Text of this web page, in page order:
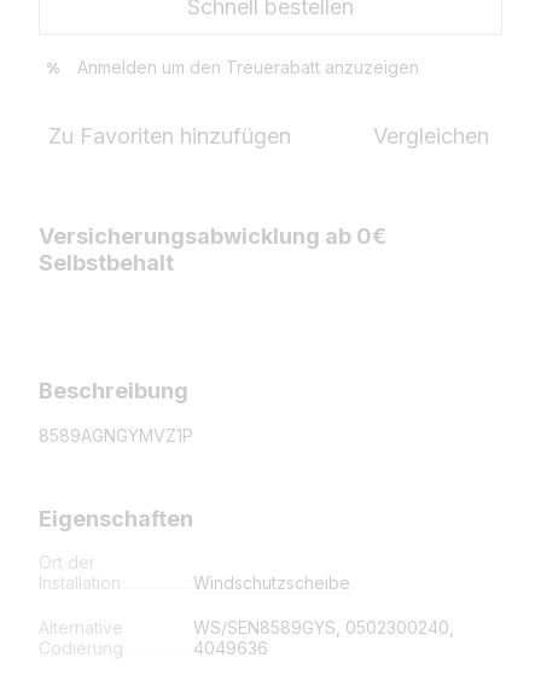
Schnell bestellen
% Anmelden um den Treuerabatt anzuzeigen
Zu Favoriten hinzufügen Vergleichen
Versicherungsabwicklung ab 0€
Selbstbehalt
Beschreibung
8589AGNGYMVZ1P
Eigenschaften
Ort der
Installation
Windschutzscheibe
Alternative
Codierung
WS/SEN8589GYS, 0502300240,
4049636